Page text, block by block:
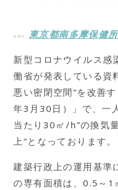
引用元：東京都南多摩保健
新型コロナウイルス感
働省が発表している資
悪い密閉空間“を改善
年3月30日）」で、一
当たり30㎡/h”の換気
上“となっております。
建築行政上の運用基準
の専有面積は、0.5～1